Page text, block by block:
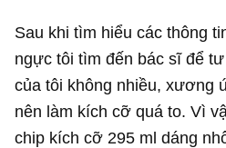
Sau khi tìm hiểu các thông
ngực tôi tìm đến bác sĩ để
của tôi không nhiều, xương
nên làm kích cỡ quá to. Vì
chip kích cỡ 295 ml dáng